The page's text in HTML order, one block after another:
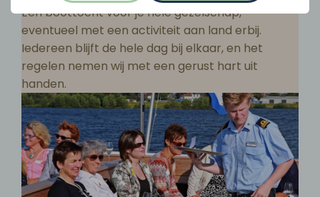
Een boottocht voor je hele gezelschap,
eventueel met een activiteit aan land erbij.
Iedereen blijft de hele dag bij elkaar, en het
regelen nemen wij met een gerust hart uit
handen.